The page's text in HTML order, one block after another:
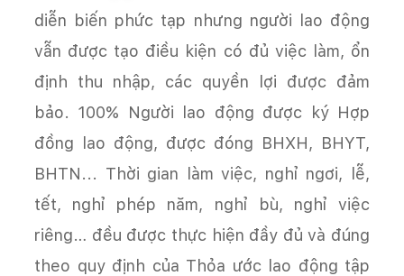
diễn biến phức tạp nhưng người lao động
vẫn được tạo điều kiện có đủ việc làm, ổn
định thu nhập, các quyền lợi được đảm
bảo. 100% Người lao động được ký Hợp
đồng lao động, được đóng BHXH, BHYT,
BHTN... Thời gian làm việc, nghỉ ngơi, lễ,
tết, nghỉ phép năm, nghỉ bù, nghỉ việc
riêng… đều được thực hiện đầy đủ và đúng
theo quy định của Thỏa ước lao động tập